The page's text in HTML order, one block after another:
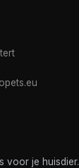
voor je huisdier.